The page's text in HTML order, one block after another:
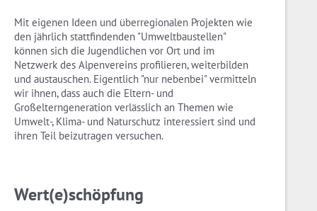
Mit eigenen Ideen und überregionalen Projekten wie
den jährlich stattfindenden "Umweltbaustellen"
können sich die Jugendlichen vor Ort und im
Netzwerk des Alpenvereins profilieren, weiterbilden
und austauschen. Eigentlich "nur nebenbei" vermitteln
wir ihnen, dass auch die Eltern- und
Großelterngeneration verlässlich an Themen wie
Umwelt-, Klima- und Naturschutz interessiert sind und
ihren Teil beizutragen versuchen.
Wert(e)schöpfung